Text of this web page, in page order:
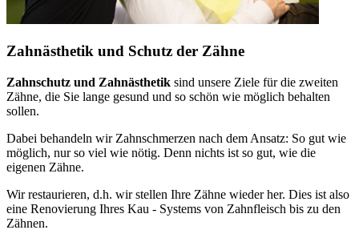
Zahnästhetik und Schutz der Zähne
Zahnschutz und Zahnästhetik sind unsere Ziele für die zweiten
Zähne, die Sie lange gesund und so schön wie möglich behalten
sollen.
Dabei behandeln wir Zahnschmerzen nach dem Ansatz: So gut wie
möglich, nur so viel wie nötig. Denn nichts ist so gut, wie die
eigenen Zähne.
Wir restaurieren, d.h. wir stellen Ihre Zähne wieder her. Dies ist also
eine Renovierung Ihres Kau - Systems von Zahnfleisch bis zu den
Zähnen.